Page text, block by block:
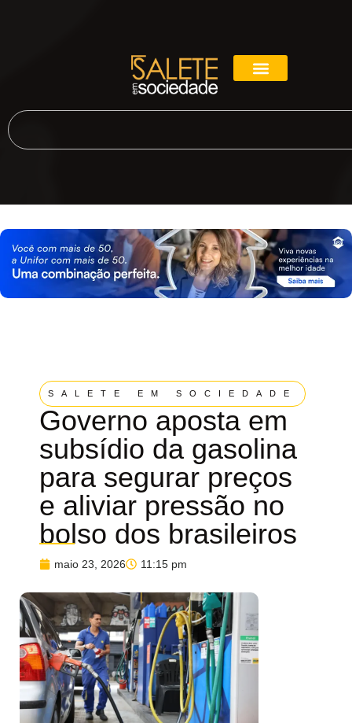
SALETE EM SOCIEDADE
Governo aposta em
subsídio da gasolina
para segurar preços
e aliviar pressão no
bolso dos brasileiros
maio 23, 2026 11:15 pm